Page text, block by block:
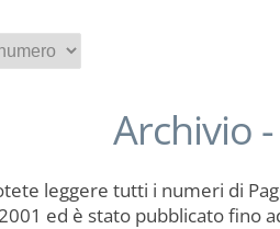
Archivio
leggere tutti i numeri di
ed è stato pubblicato fino